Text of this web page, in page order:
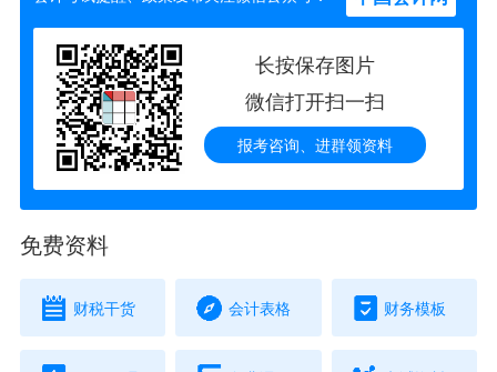
长按保存图片
微信打开扫一扫
报考咨询、进群领资料
免费资料
财税干货 会计表格 财务模板